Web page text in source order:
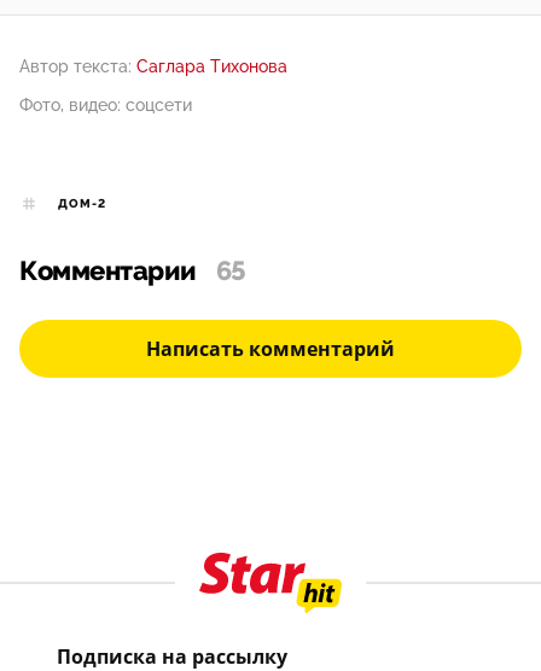
Автор текста: Саглара Тихонова
Фото, видео: соцсети
ДОМ-2
Комментарии 65
Написать комментарий
Подписка на рассылку